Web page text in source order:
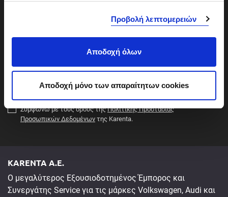
Προβολή λεπτομερειών
Αποδοχή όλων
Αποδοχή μόνο των απαραίτητων cookies
Volkswagen, Skoda και Volkswagen Επαγγελματικά
Karenta στα νέα και μεταχειρισμένα αυτοκίνητα αλλά και
Συμφωνώ με τους όρους τηςΠολιτικής Προστασίας
Προσωπικών Δεδομένων της Karenta.
KARENTA A.E.
Ο μεγαλύτερος Εξουσιοδοτημένος Έμπορος και
Συνεργάτης Service για τις μάρκες Volkswagen, Audi και